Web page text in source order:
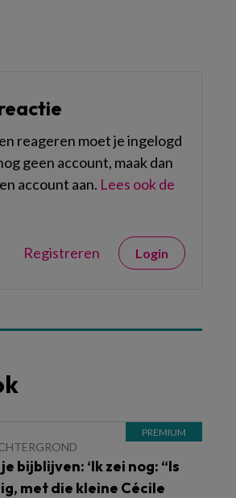
reageren moet je ingelogd
geen account, maak dan
account aan. Lees ook de
Registreren Login
bijblijven: ‘Ik zei nog: “Is
met die kleine Cécile